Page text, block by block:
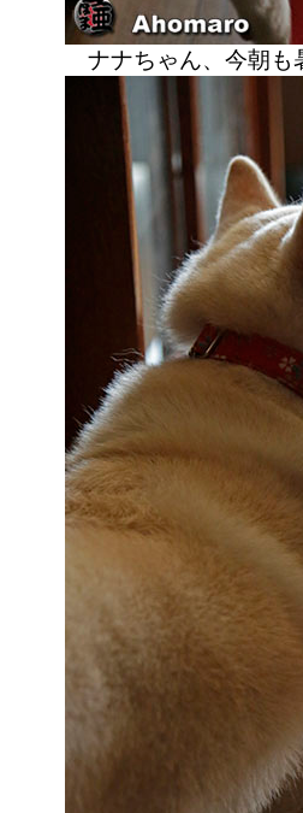
ナナちゃん、今朝